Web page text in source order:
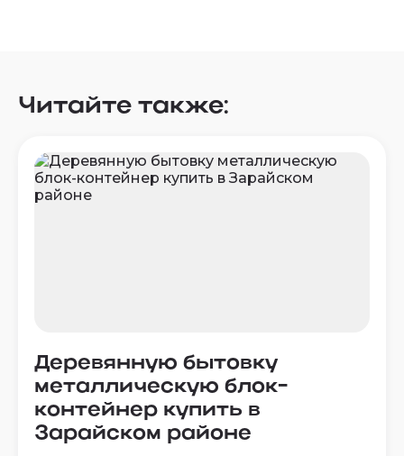
Читайте также:
Деревянную бытовку
металлическую блок-
контейнер купить в
Зарайском районе